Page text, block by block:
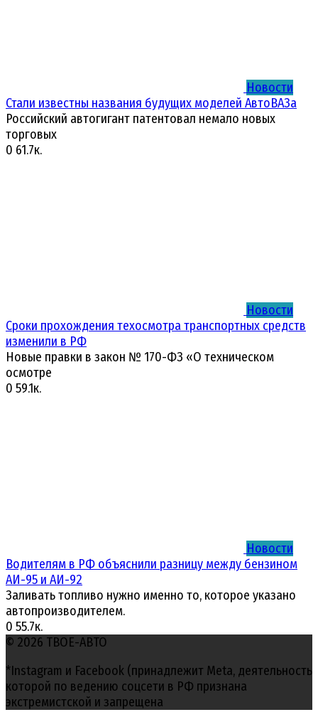
Новости
Стали известны названия будущих моделей АвтоВАЗа
Российский автогигант патентовал немало новых
торговых
0 61.7к.
Новости
Сроки прохождения техосмотра транспортных средств
изменили в РФ
Новые правки в закон № 170-ФЗ «О техническом
осмотре
0 59.1к.
Новости
Водителям в РФ объяснили разницу между бензином
АИ-95 и АИ-92
Заливать топливо нужно именно то, которое указано
автопроизводителем.
0 55.7к.
© 2026 ТВОЕ-АВТО
*Instagram и Facebook (принадлежит Meta, деятельность
которой по ведению соцсети в РФ признана
экстремистской и запрещена